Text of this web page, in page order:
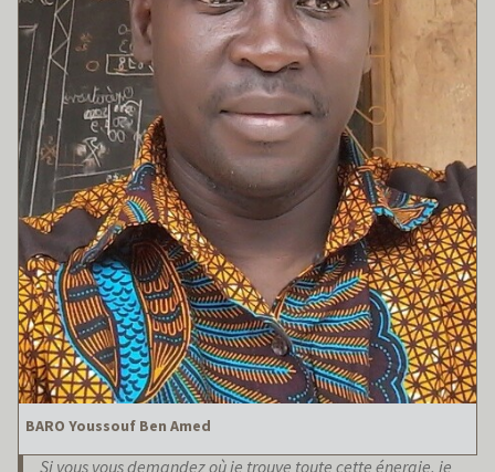
BARO Youssouf Ben Amed
Si vous vous demandez où je trouve toute cette énergie, je